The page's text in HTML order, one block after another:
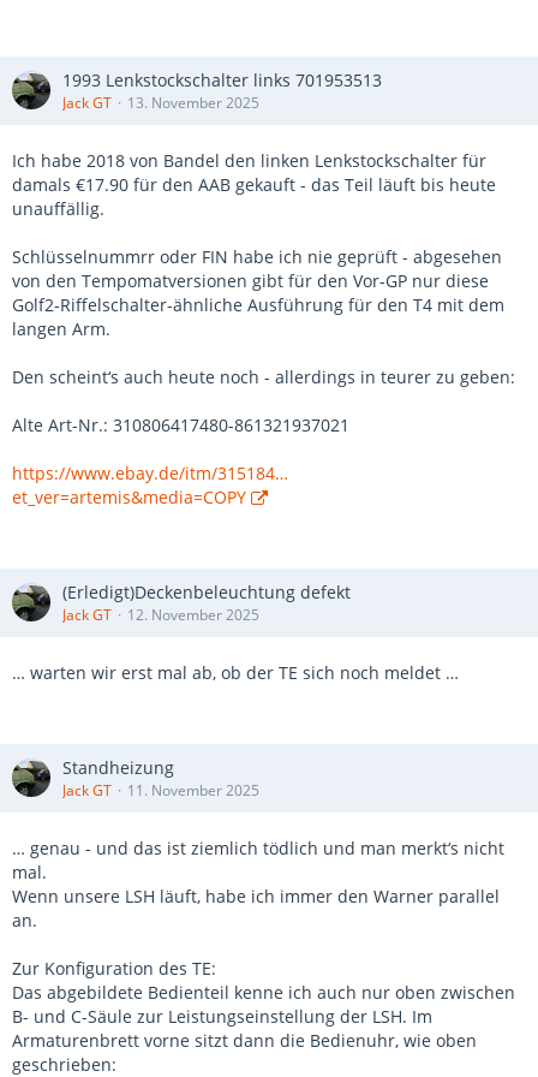
1993 Lenkstockschalter links 701953513
Jack GT 13. November 2025
Ich habe 2018 von Bandel den linken Lenkstockschalter für
damals €17.90 für den AAB gekauft - das Teil läuft bis heute
unauffällig.
Schlüsselnummrr oder FIN habe ich nie geprüft - abgesehen
von den Tempomatversionen gibt für den Vor-GP nur diese
Golf2-Riffelschalter-ähnliche Ausführung für den T4 mit dem
langen Arm.
Den scheint‘s auch heute noch - allerdings in teurer zu geben:
Alte Art-Nr.: 310806417480-861321937021
https://www.ebay.de/itm/315184…
et_ver=artemis&media=COPY
(Erledigt)Deckenbeleuchtung defekt
Jack GT 12. November 2025
… warten wir erst mal ab, ob der TE sich noch meldet …
Standheizung
Jack GT 11. November 2025
… genau - und das ist ziemlich tödlich und man merkt‘s nicht
mal.
Wenn unsere LSH läuft, habe ich immer den Warner parallel
an.
Zur Konfiguration des TE:
Das abgebildete Bedienteil kenne ich auch nur oben zwischen
B- und C-Säule zur Leistungseinstellung der LSH. Im
Armaturenbrett vorne sitzt dann die Bedienuhr, wie oben
geschrieben: